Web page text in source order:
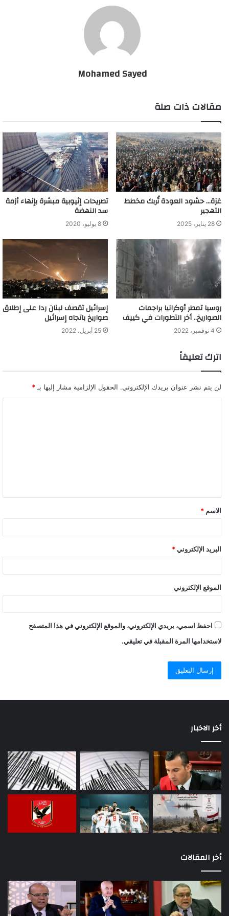
Mohamed Sayed
مقالات ذات صلة
غزة… حشود العودة تُربك مخطط
التهجير
28 يناير، 2025
تصريحات إثيوبية مبشرة بإنهاء أزمة
سد النهضة
8 يوليو، 2020
روسيا تمطر أوكرانيا براجمات
الصواريخ.. أخر التطورات في كييف
4 نوفمبر، 2022
إسرائيل تقصف لبنان ردا على إطلاق
صواريخ باتجاه إسرائيل
25 أبريل، 2022
اترك تعليقاً
لن يتم نشر عنوان بريدك الإلكتروني. الحقول الإلزامية مشار إليها بـ *
الاسم *
البريد الإلكتروني *
الموقع الإلكتروني
احفظ اسمي، بريدي الإلكتروني، والموقع الإلكتروني في هذا المتصفح
لاستخدامها المرة المقبلة في تعليقي.
أخر الاخبار
أخر المقالات